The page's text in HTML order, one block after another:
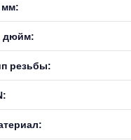
мм:
дюйм:
резьбы: